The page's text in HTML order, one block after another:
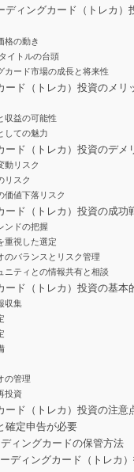
ディングカード（トレカ）
格の動き
イトルの台頭
カード市場の成長と将来性
ード（トレカ）投資のメリ
収益の可能性
しての魅力
ード（トレカ）投資のデメ
動リスク
リスク
価値下落リスク
ード（トレカ）投資の成功
ンドの把握
重視した選定
のバランスとリスク管理
ニティとの情報共有と相談
ード（トレカ）投資の基本
収集
の管理
投資
ード（トレカ）投資の注意
確定申告が必要
ィングカードの保管方法
ーディングカード（トレカ